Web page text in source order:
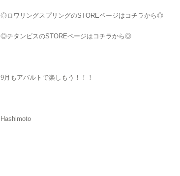
◎ロワリングスプリングのSTOREページはコチラから◎
◎チタンビスのSTOREページはコチラから◎
9月もアバルトで楽しもう！！！
Hashimoto